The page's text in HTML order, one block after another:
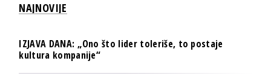
NAJNOVIJE
IZJAVA DANA: „Ono što lider toleriše, to postaje
kultura kompanije“